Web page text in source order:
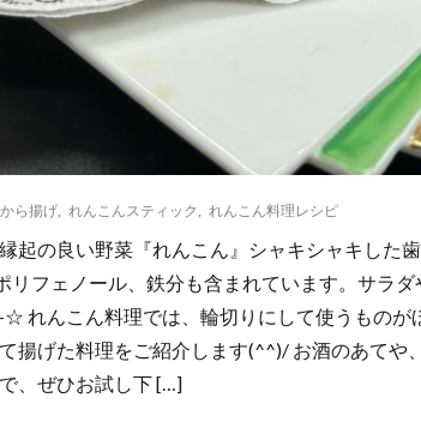
ら揚げ れんこんスティック れんこん料理レシピ
起の良い野菜『れんこん』シャキシャキした
リフェノール、鉄分も含まれています。サラ
☆ れんこん料理では、輪切りにして使うものが
揚げた料理をご紹介します(^^)/ お酒のあてや
、ぜひお試し下 […]